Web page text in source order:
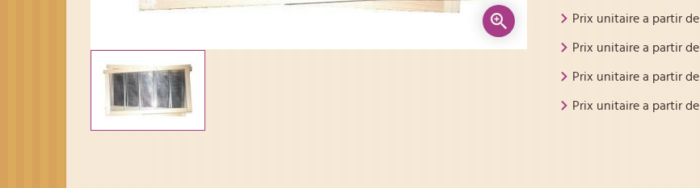
Prix unitaire a partir de
Prix unitaire a partir de
Prix unitaire a partir de
Prix unitaire a partir de